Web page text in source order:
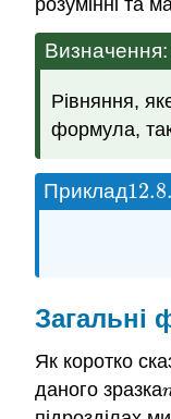
розумінні та
Визначення:
Рівняння,
формула,
Приклад12.8.
12.8.
Загальні
Як коротко
даного зразка